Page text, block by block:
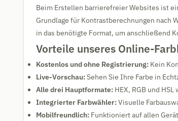
Beim Erstellen barrierefreier Websites ist
Grundlage für Kontrastberechnungen nach
in das benötigte Format, um anschließend
Vorteile unseres Online-
Kostenlos und ohne Registrierung: Kein
Live-Vorschau:Sehen Sie Ihre Farbe in
Alle drei Hauptformate: HEX, RGB und
Integrierter Farbwähler:Visuelle
Mobilfreundlich: Funktioniert auf allen